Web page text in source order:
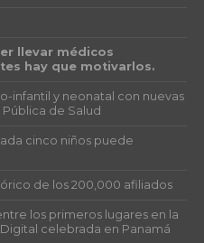
llevar médicos
hay que motivarlos.
infantil y neonatal con nuevas
de Salud
cinco niños puede
de los 200,000 afiliados
los primeros lugares en la
celebrada en Panamá